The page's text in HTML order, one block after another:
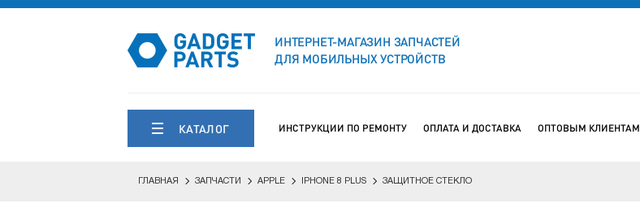
ИНТЕРНЕТ-МАГАЗИН ЗАПЧАСТЕЙ
ДЛЯ МОБИЛЬНЫХ УСТРОЙСТВ
КАТАЛОГ ИНСТРУКЦИИ ПО РЕМОНТУ ОПЛАТА И ДОСТАВКА ОПТОВЫМ КЛИЕНТАМ
ГЛАВНАЯ ЗАПЧАСТИ APPLE IPHONE 8 PLUS ЗАЩИТНОЕ СТЕКЛО